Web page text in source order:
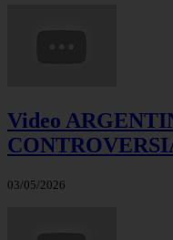
Video
03/05/2026